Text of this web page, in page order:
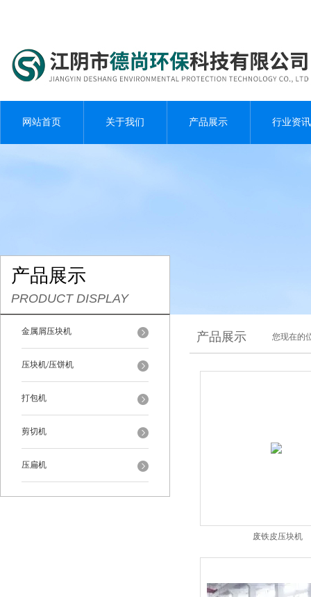
网站首页 关于我们 产品展示 行业资讯
产品展示
PRODUCT DISPLAY
金属屑压块机
压块机/压饼机
打包机
剪切机
压扁机
产品展示 您现在的
废铁皮压块机